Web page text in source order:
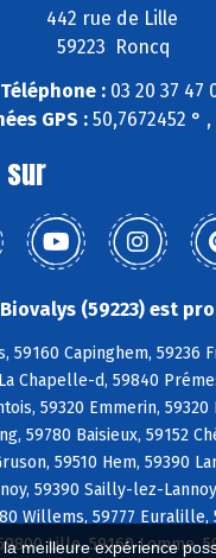
meilleure expérience
442 rue de Lille
59223 Roncq
Téléphone : 03 20 37 47
GPS : 50,7672452 ° ,
sur
(59223) est
59160 Capinghem, 59236
Chapelle-d, 59840
59320 Emmerin, 59320
59780 Baisieux, 59152
59510 Hem, 59390
59390 Sailly-lez-
Willems, 59777
Lille, 59160 Lomme,